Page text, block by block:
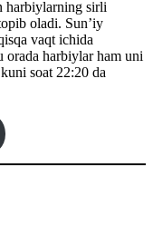
harbiylarning sirli
oladi. Sun’iy
vaqt ichida
orada harbiylar ham uni
soat 22:20 da